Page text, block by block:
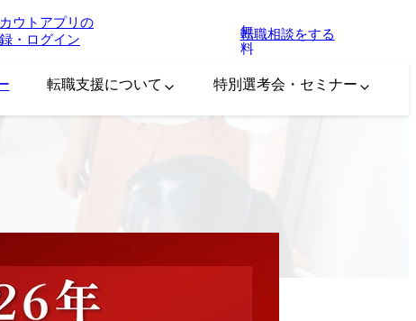
ウトアプリの
・ログイン
無
料
転職相談をする
転職支援について 特別選考会・セミナー